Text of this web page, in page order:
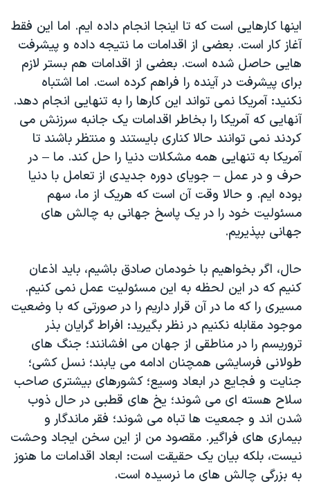
اینها کارهایی است که تا اینجا انجام داده ایم. اما این فقط
آغاز کار است. بعضی از اقدامات ما نتیجه داده و پیشرفت
هایی حاصل شده است. بعضی از اقدامات هم بستر لازم
برای پیشرفت در آینده را فراهم کرده است. اما اشتباه
نکنید: آمریکا نمی تواند این کارها را به تنهایی انجام دهد.
آنهایی که آمریکا را بخاطر اقدامات یک جانبه سرزنش می
کردند نمی توانند حالا کناری بایستند و منتظر باشند تا
آمریکا به تنهایی همه مشکلات دنیا را حل کند. ما – در
حرف و در عمل – جویای دوره جدیدی از تعامل با دنیا
بوده ایم. و حالا وقت آن است که هریک از ما، سهم
مسئولیت خود را در یک پاسخ جهانی به چالش های
جهانی بپذیریم.
حال، اگر بخواهیم با خودمان صادق باشیم، باید اذعان
کنیم که در این لحظه به این مسئولیت عمل نمی کنیم.
مسیری را که ما در آن قرار داریم را در صورتی که با وضعیت
موجود مقابله نکنیم در نظر بگیرید: افراط گرایان بذر
تروریسم را در مناطقی از جهان می افشانند؛ جنگ های
طولانی فرسایشی همچنان ادامه می یابند؛ نسل کشی؛
جنایت و فجایع در ابعاد وسیع؛ کشورهای بیشتری صاحب
سلاح هسته ای می شوند؛ یخ های قطبی در حال ذوب
شدن اند و جمعیت ها تباه می شوند؛ فقر ماندگار و
بیماری های فراگیر. مقصود من از این سخن ایجاد وحشت
نیست، بلکه بیان یک حقیقت است: ابعاد اقدامات ما هنوز
به بزرگی چالش های ما نرسیده است.